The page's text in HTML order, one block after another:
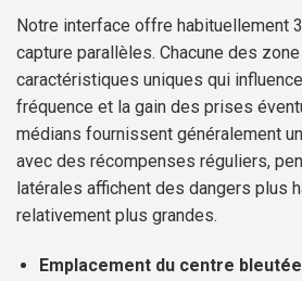
Notre interface offre habituellement
capture parallèles. Chacune des
caractéristiques uniques qui
fréquence et la gain des prises
médians fournissent généralement
avec des récompenses réguliers,
latérales affichent des dangers plus
relativement plus grandes.
Emplacement du centre bleutée